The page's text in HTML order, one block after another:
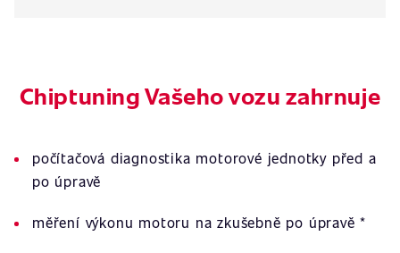
Chiptuning Vašeho vozu zahrnuje
počítačová diagnostika motorové jednotky před a
po úpravě
měření výkonu motoru na zkušebně po úpravě *